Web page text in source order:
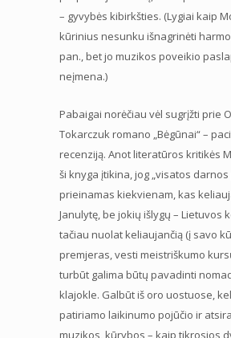
– gyvybės kibirkšties. (Lygiai kaip
kūrinius nesunku išnagrinėti
pan., bet jo muzikos poveikio
neįmena.)
Pabaigai norėčiau vėl sugrįžti prie
Tokarczuk romano „Bėgūnai“ –
recenziją. Anot literatūros kritikės
ši knyga įtikina, jog „visatos
prieinamas kiekvienam, kas
Janulytę, be jokių išlygų – Lietuvos
tačiau nuolat keliaujančią (į savo
premjeras, vesti meistriškumo
turbūt galima būtų pavadinti
klajokle. Galbūt iš oro uostuose,
patiriamo laikinumo pojūčio ir
muzikos, kūrybos – kaip tikrosios